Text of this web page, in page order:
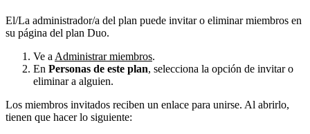
El/La administrador/a del plan puede invitar o eliminar miembros en
su página del plan Duo.
Ve a Administrar miembros.
En Personas de este plan, selecciona la opción de invitar o
eliminar a alguien.
Los miembros invitados reciben un enlace para unirse. Al abrirlo,
tienen que hacer lo siguiente: